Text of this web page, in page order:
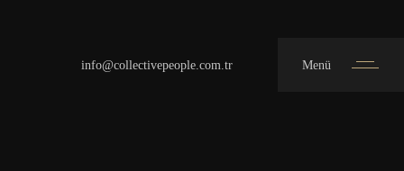
Menü
info@collectivepeople.com.tr